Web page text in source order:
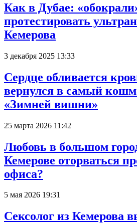
Как в Дубае:
протестировать
Кемерова
3 декабря 2025 13:33
Сердце обливается
вернулся в самый
«Зимней вишни»
25 марта 2026 11:42
Любовь в большом
Кемерове оторваться
офиса?
5 мая 2026 19:31
Сексолог из Кемерова